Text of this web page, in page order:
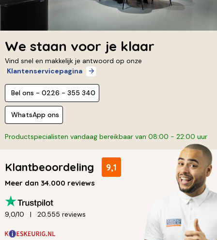
We staan voor je klaar
Vind snel en makkelijk je antwoord op onze
Klantenservicepagina
Bel ons - 0226 - 355 340
WhatsApp ons
Productspecialisten vandaag bereikbaar van 08:00 - 22:00 uur
Klantbeoordeling 9,1
Meer dan 34.000 reviews
9,0/10 20.555 reviews